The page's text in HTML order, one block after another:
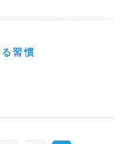
習慣